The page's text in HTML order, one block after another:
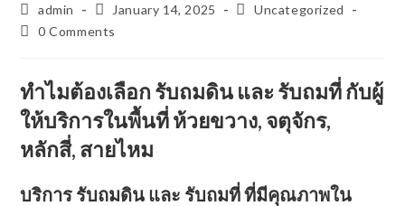
Post
author:
admin
Post
published:
January 14, 2025
PostUncategorized
Post0 Comments
ทำไมต้องเลือก รับถมดิน และรับถมที่กับผู้
ให้บริการในพื้นที่ ห้วยขวาง, จตุจักร,
หลักสี่, สายไหม
บริการ รับถมดิน และ รับถมที่ที่มีคุณภาพใน